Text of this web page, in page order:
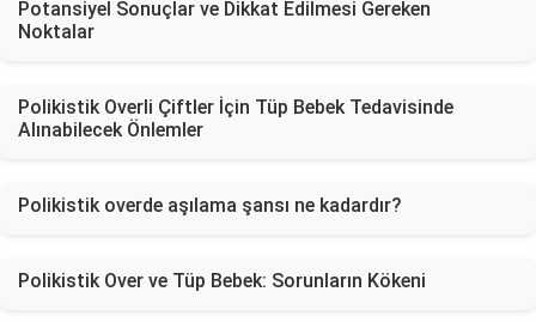
Potansiyel Sonuçlar ve Dikkat Edilmesi Gereken
Noktalar
Polikistik Overli Çiftler İçin Tüp Bebek Tedavisinde
Alınabilecek Önlemler
Polikistik overde aşılama şansı ne kadardır?
Polikistik Over ve Tüp Bebek: Sorunların Kökeni